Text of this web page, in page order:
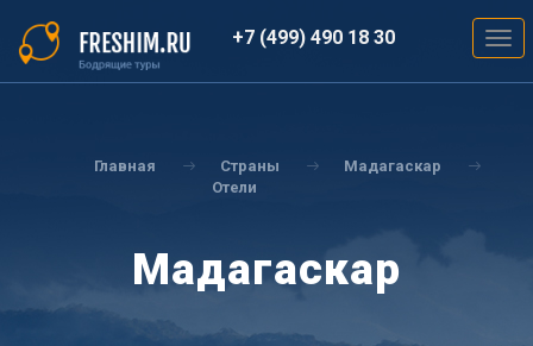
основному
содержанию
+7 (499) 490 18 30
Главная Страны
Мадагаскар
Отели
Мадагаскар